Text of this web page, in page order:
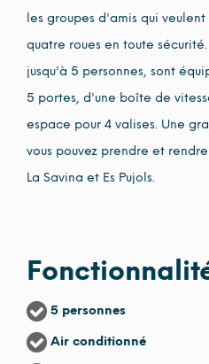
les groupes d'amis qui
quatre roues en toute
jusqu'à 5 personnes, sont
5 portes, d'une boîte de
espace pour 4 valises. Une
vous pouvez prendre et
La Savina et Es Pujols.
5 personnes
Air conditionné